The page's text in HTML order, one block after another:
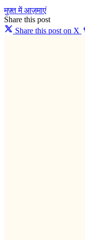
मुफ़्त में आज़माएं
Share this post
Share this post on X